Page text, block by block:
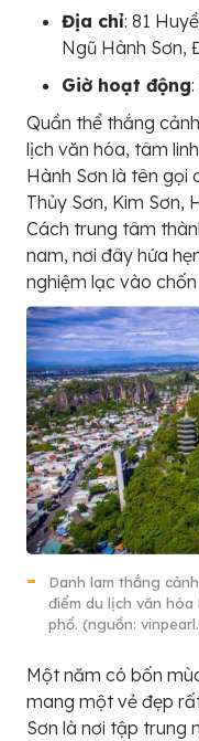
Địa chỉ: 81
Ngũ Hành Sơn,
Giờ hoạt động
Quần thể thắng
lịch văn hóa, tâm
Hành Sơn là tên gọi
Thủy Sơn, Kim Sơn,
Cách trung tâm
nam, nơi đây hứa
nghiệm lạc vào
Danh lam thắng
điểm du lịch văn
phố. (nguồn:
Một năm có bốn
mang một vẻ đẹp
Sơn là nơi tập trung